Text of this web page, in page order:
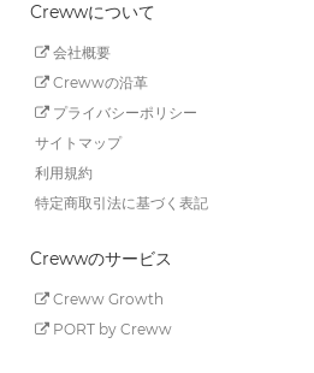
Crewwについて
会社概要
Crewwの沿革
プライバシーポリシー
サイトマップ
利用規約
特定商取引法に基づく表記
Crewwのサービス
Creww Growth
PORT by Creww